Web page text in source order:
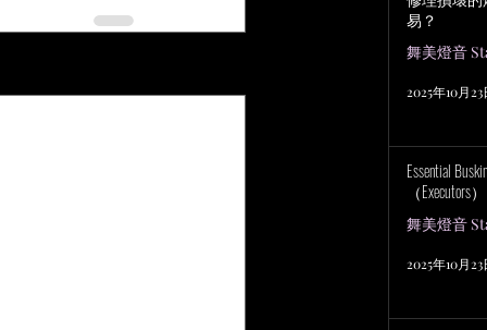
易？
舞美燈音
2025年10月23
Essential
（Executors）
舞美燈音
2025年10月23